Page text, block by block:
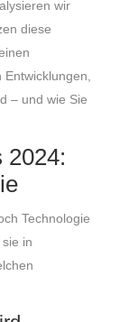
wir
diese
– und wie Sie
2024:
Technologie
in